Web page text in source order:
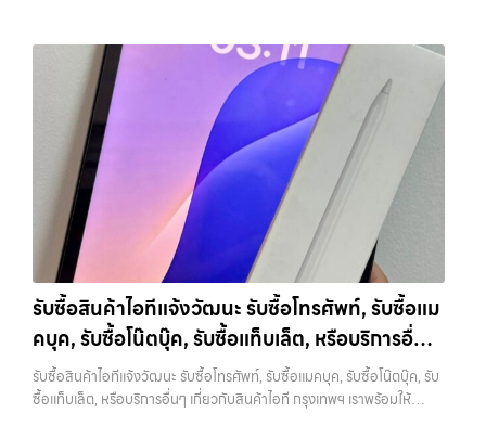
วัชรพล, รามอินทรา, รวมถึง บางนา, บางพลี, เกษตรนวมินทร์, เสนานิคม,
วังหินไม่ว่าคุณจะต้องการ รับซื้อโทรศัพท์, รับซื้อแมคบุค, รับซื้อโน๊ตบุ๊ค, รับ
ซื้อแท็บเล็ต, หรือบริการอื่นๆ เกี่ยวกับสินค้าไอที กรุงเทพฯ – เราพร้อมให้
บริการครบวงจร บริการของเรา…
รวดเร็วที่สุด ที่ “รับซื้อขายมือถือ.com” เราเข้าใจดีว่าอุปกรณ์แต่ละชิ้นไม่ใช่
แค่เครื่องใช้ไฟฟ้า แต่เป็นทรัพย์สินที่มีมูลค่า คุณอาจต้องการเปลี่ยนรุ่น หรือ
ต้องการเงินด่วน เราจึงมอบบริการประเมินสภาพเครื่อง ฟรี ปราบปราม
ความยุ่งยากทั้งหลาย โดยเน้น โปร่งใส มั่นใจได้ และจ่ายเงินทันทีเมื่อตกลง
ซื้อขายสำเร็จ บริการของเราครอบคลุมทั้ง iPhone สายใหม่-เก่า,
Samsung ทุกรุ่น, iPad และแท็บเล็ตทุกแบรนด์ เรารับถึงแม้จะอยู่ในสภาพ
ใช้งานแล้ว ตกแต่งแล้ว หรือมีรอยบ้าง เพราะมูลค่าของเครื่องไม่ได้ขึ้นอยู่แค่
ยี่ห้อ แต่ขึ้นอยู่กับสภาพจริง ความครบชุด และความสะดวกในการขายของ
คุณ เราจึงตั้งใจให้บริการในเขต ลาดพร้าว, รัชดา, บางรัก, แจ้งวัฒนะ,
บางแค, วัชรพล, รามอินทรา, บางนา, บางพลี, เกษตรนวมินทร์, เสนานิคม,
วังหิน อย่างเต็มที่ ไม่ว่าคุณจะค้นหาคำว่า “รับซื้อมือถือใกล้ฉัน”, “รับซื้อ
โทรศัพท์มือสองกรุงเทพ”, “ขาย iPad ได้ราคา”, “รับซื้อแท็บเล็ต กรุงเทพ
ถึงที่”, หรือ “รับซื้อ Samsung มือสอง ราคาสูง” — ที่นี่คือคำตอบ เพราะ
บริการของเรามุ่งตรงให้คุณได้รับราคาและความสะดวกสบายที่เหนือกว่า
เลือกเราแล้วคุณจะได้บริการที่คุณไว้วางใจ พร้อมทีมงานที่พร้อมอำนวย
ความสะดวก นัดรับถึงที่ ตรวจสภาพอย่างมืออาชีพ และจ่ายเงินทันที
ทั้งหมดนี้เพื่อให้การขายอุปกรณ์ของคุณเป็นเรื่องง่ายขึ้น ดีกว่า รวดเร็วกว่า
ราคาในตลาดมือสอง เรายังมีบริการที่รวดเร็ว และจ่ายเงินสดทันที ไม่มีค่า
ธรรมเนียมซ่อนเร้นค่ะ ทำไมต้องขายไอโฟนกับเรา?
รับซื้อทุกรุ่น ทุกสภาพ
- ไม่ว่าจะเป็นเครื่องใหม่ เครื่องใช้งาน หรือเครื่องที่มีตำหนิเล็กน้อย เรารับซื้อ
ราคายุติธรรม - ประเมินราคาตามสภาพเครื่องจริง ให้ราคาสูงถึง
70% ของราคาตลาดมือสอง
รวดเร็วทันใจ - ประเมินและจ่ายเงินทันที ไม่
ต้องรอนาน
ปลอดภัย 100% - มีหน้าร้านจริง บริการโปร่งใส ตรวจสอบ
รับซื้อถึงที่ - มีบริการรับซื้อถึงบ้านในกรุงเทพและปริมณฑลเช็กราคา
รับซื้อ iPhone แต่ละรุ่นมาดูกันว่าแต่ละรุ่นเรารับซื้อในราคาเท่าไหร่บ้าง
(ราคาอัพเดทล่าสุดเดือนพฤศจิกายน 2024)
iPhone 11 (ปี
2019)iPhone 11 เป็นรุ่นที่ได้รับความนิยมมากในตอนที่เปิดตัว มาพร้อม
กล้องคู่ ชิป A13 Bionic และหน้าจอ Liquid Retina ขนาด 6.1 นิ้ว แม้จะ
เป็นรุ่นที่ออกมาได้สักระยะแล้ว แต่ก็ยังใช้งานได้ดีและรองรับ iOS เวอร์ชัน
ล่าสุดราคารับซื้อ iPhone 11:iPhone 11 64GB รับซื้อได้ที่ 7,000 บาท
ราคาตลาดมือสอง: 10,000 บาทiPhone 11 128GB รับซื้อได้ที่ 8,400
บาทราคาตลาดมือสอง: 12,000 บาทiPhone 11 256GB รับซื้อได้ที่ 9,100
บาทราคาตลาดมือสอง: 13,000 บาท
iPhone 11 Pro / Pro Max (ปี
2019)รุ่น Pro มาพร้อมกล้องสามตัว จอ Super Retina XDR และวัสดุส
รับซื้อสินค้าไอทีแจ้งวัฒนะ รับซื้อโทรศัพท์, รับซื้อแม
คบุค, รับซื้อโน๊ตบุ๊ค, รับซื้อแท็บเล็ต, หรือบริการอื่นๆ
เกี่ยวกับสินค้าไอที กรุงเทพฯ เราพร้อมให้บริการครบ
วงจร
รับซื้อสินค้าไอทีแจ้งวัฒนะ รับซื้อโทรศัพท์, รับซื้อแมคบุค, รับซื้อโน๊ตบุ๊ค, รับ
ซื้อแท็บเล็ต, หรือบริการอื่นๆ เกี่ยวกับสินค้าไอที กรุงเทพฯ เราพร้อมให้